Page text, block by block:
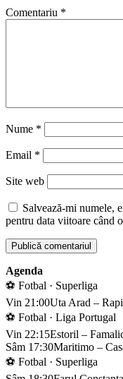
Comentariu *
Nume *
Email *
Site web
Salvează-mi numele,
pentru data viitoare când
Agenda
⚽ Fotbal · Superliga
Vin 21:00Uta Arad –
⚽ Fotbal · Liga Portugal
Vin 22:15Estoril –
Sâm 17:30Maritimo –
⚽ Fotbal · Superliga